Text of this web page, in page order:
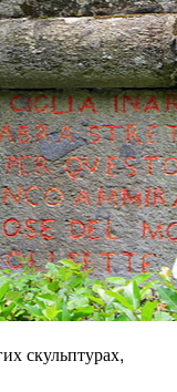
скульптурах,